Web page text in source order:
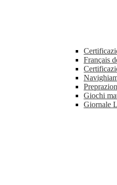
Français
Giochi
Giornale